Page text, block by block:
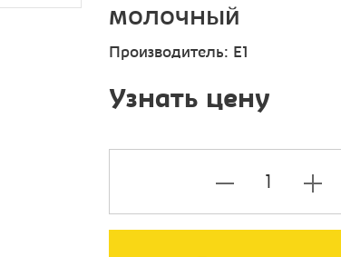
молочный
Производитель: E1
Узнать цену